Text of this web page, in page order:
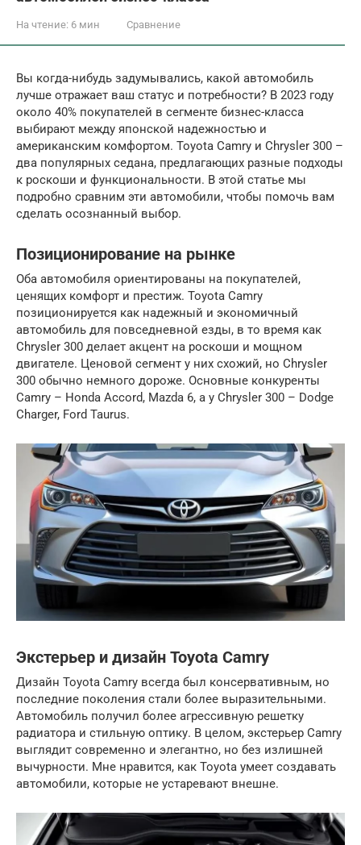
На чтение: 6 мин Сравнение
Вы когда-нибудь задумывались, какой автомобиль
лучше отражает ваш статус и потребности? В 2023 году
около 40% покупателей в сегменте бизнес-класса
выбирают между японской надежностью и
американским комфортом. Toyota Camry и Chrysler 300 –
два популярных седана, предлагающих разные подходы
к роскоши и функциональности. В этой статье мы
подробно сравним эти автомобили, чтобы помочь вам
сделать осознанный выбор.
Позиционирование на рынке
Оба автомобиля ориентированы на покупателей,
ценящих комфорт и престиж. Toyota Camry
позиционируется как надежный и экономичный
автомобиль для повседневной езды, в то время как
Chrysler 300 делает акцент на роскоши и мощном
двигателе. Ценовой сегмент у них схожий, но Chrysler
300 обычно немного дороже. Основные конкуренты
Camry – Honda Accord, Mazda 6, а у Chrysler 300 – Dodge
Charger, Ford Taurus.
Экстерьер и дизайн Toyota Camry
Дизайн Toyota Camry всегда был консервативным, но
последние поколения стали более выразительными.
Автомобиль получил более агрессивную решетку
радиатора и стильную оптику. В целом, экстерьер Camry
выглядит современно и элегантно, но без излишней
вычурности. Мне нравится, как Toyota умеет создавать
автомобили, которые не устаревают внешне.